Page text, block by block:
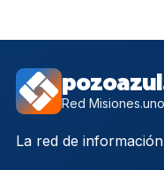
Red Misiones.uno
La red de